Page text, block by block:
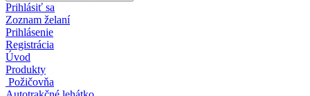
Prihlásiť sa
Zoznam želaní
Prihlásenie
Registrácia
Úvod
Produkty
Požičovňa